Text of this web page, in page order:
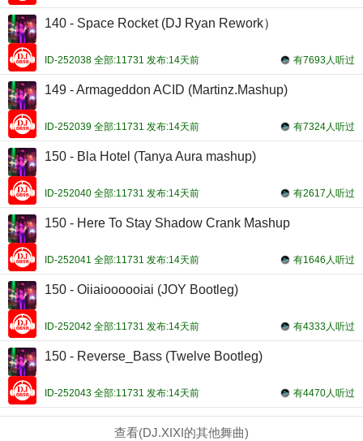
140 - Space Rocket (DJ Ryan Rework）
有7693人听过
ID-252038 全部:11731 发布:14天前
149 - Armageddon ACID (Martinz.Mashup)
有7324人听过
ID-252039 全部:11731 发布:14天前
150 - Bla Hotel (Tanya Aura mashup)
有2617人听过
ID-252040 全部:11731 发布:14天前
150 - Here To Stay Shadow Crank Mashup
有1646人听过
ID-252041 全部:11731 发布:14天前
150 - Oiiaioooooiai (JOY Bootleg)
有4333人听过
ID-252042 全部:11731 发布:14天前
150 - Reverse_Bass (Twelve Bootleg)
有4470人听过
ID-252043 全部:11731 发布:14天前
查看(DJ.XIXI的其他舞曲)